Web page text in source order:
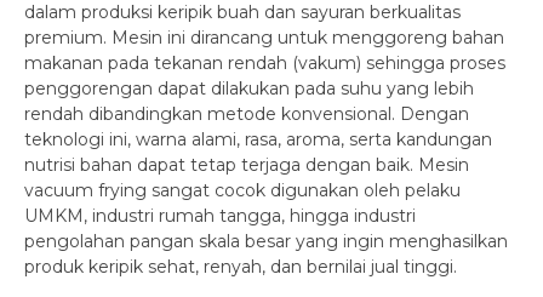
dalam produksi keripik buah dan sayuran berkualitas
premium. Mesin ini dirancang untuk menggoreng bahan
makanan pada tekanan rendah (vakum) sehingga proses
penggorengan dapat dilakukan pada suhu yang lebih
rendah dibandingkan metode konvensional. Dengan
teknologi ini, warna alami, rasa, aroma, serta kandungan
nutrisi bahan dapat tetap terjaga dengan baik. Mesin
vacuum frying sangat cocok digunakan oleh pelaku
UMKM, industri rumah tangga, hingga industri
pengolahan pangan skala besar yang ingin menghasilkan
produk keripik sehat, renyah, dan bernilai jual tinggi.